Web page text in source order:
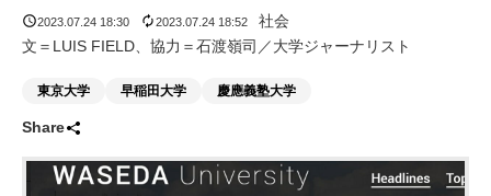
LIFE ENDING JOURNAL
BPaaS JOURNAL
2023.07.24 18:30 2023.07.24 18:52
社会
文＝LUIS FIELD、協力＝石渡嶺司／大学ジャーナリスト
東京大学 早稲田大学 慶應義塾大学
Share